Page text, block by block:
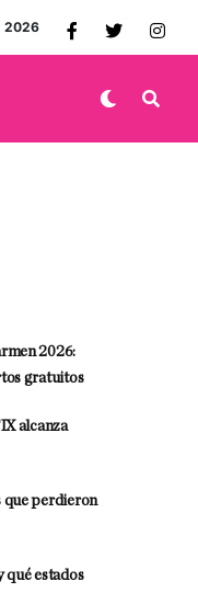
2026
2026:
gratuitos
alcanza
que perdieron
qué estados